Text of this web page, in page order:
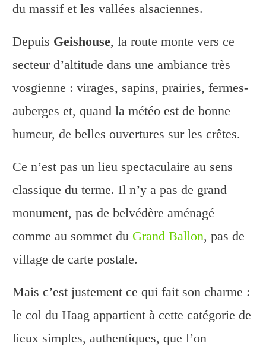
du massif et les vallées alsaciennes.
Depuis Geishouse, la route monte vers ce
secteur d’altitude dans une ambiance très
vosgienne : virages, sapins, prairies, fermes-
auberges et, quand la météo est de bonne
humeur, de belles ouvertures sur les crêtes.
Ce n’est pas un lieu spectaculaire au sens
classique du terme. Il n’y a pas de grand
monument, pas de belvédère aménagé
comme au sommet du Grand Ballon, pas de
village de carte postale.
Mais c’est justement ce qui fait son charme :
le col du Haag appartient à cette catégorie de
lieux simples, authentiques, que l’on